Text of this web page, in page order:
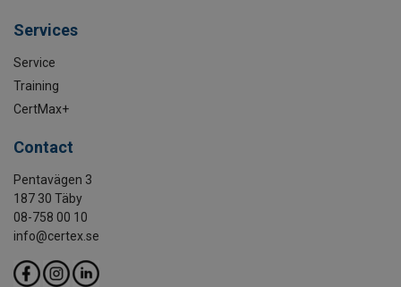
Services
Service
Training
CertMax+
Contact
Pentavägen 3
187 30 Täby
08-758 00 10
info@certex.se